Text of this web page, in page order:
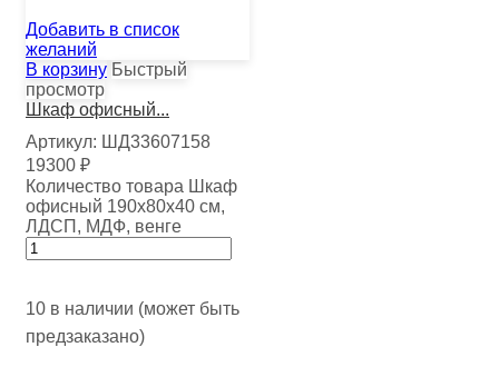
Добавить в список
желаний
В корзину Быстрый
просмотр
Шкаф офисный...
Артикул: ШД33607158
19300 ₽
Количество товара Шкаф
офисный 190х80х40 см,
ЛДСП, МДФ, венге
10 в наличии (может быть
предзаказано)